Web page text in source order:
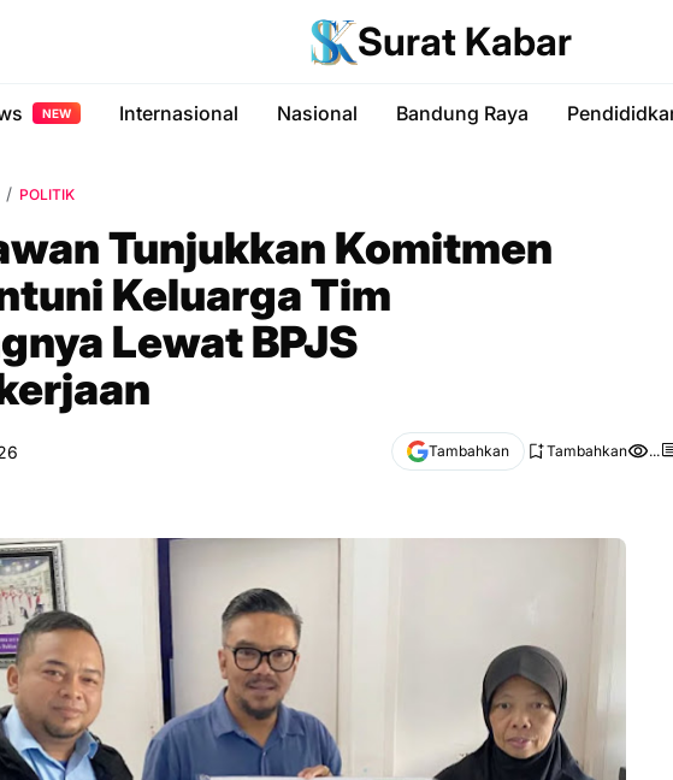
Surat Kabar
NEW Internasional Nasional Bandung Raya
POLITIK
Tunjukkan Komitmen
Keluarga Tim
Lewat BPJS
Tambahkan Tambahkan ...